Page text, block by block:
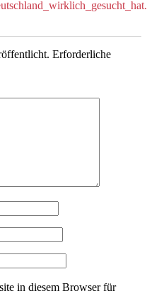
Erforderliche
in diesem Browser für